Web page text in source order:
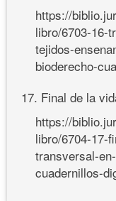
https://
libro/6703-16-
tejidos-
bioderecho-
17. Final de la
https://
libro/6704-17-
transversal-
cuadernillos-